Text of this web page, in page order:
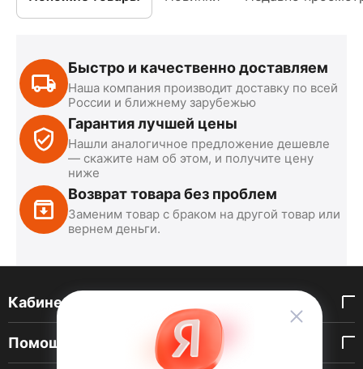
Быстро и качественно доставляем
Наша компания производит доставку по всей
России и ближнему зарубежью
Гарантия лучшей цены
Нашли аналогичное предложение дешевле
— скажите нам об этом, и получите цену
ниже
Возврат товара без проблем
Заменим товар с браком на другой товар или
вернем деньги.
Кабинет покупателя
Помощь покупателю